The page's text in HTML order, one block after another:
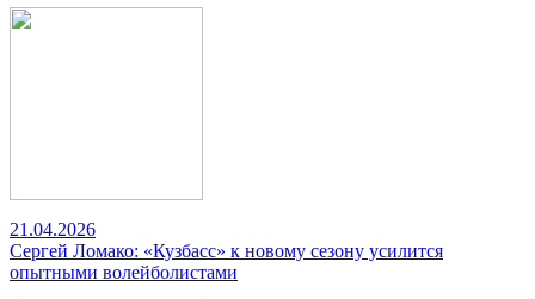
21.04.2026
Сергей Ломако: «Кузбасс» к новому сезону усилится
опытными волейболистами